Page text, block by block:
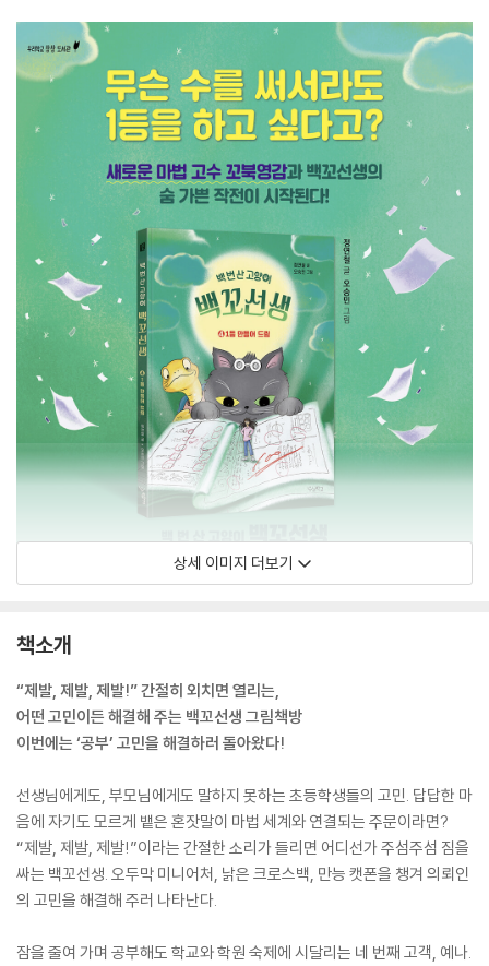
상세 이미지 더보기
책소개
“제발, 제발, 제발!” 간절히 외치면 열리는,
어떤 고민이든 해결해 주는 백꼬선생 그림책방
이번에는 ‘공부’ 고민을 해결하러 돌아왔다!
선생님에게도, 부모님에게도 말하지 못하는 초등학생들의 고민. 답답한 마
음에 자기도 모르게 뱉은 혼잣말이 마법 세계와 연결되는 주문이라면?
“제발, 제발, 제발!”이라는 간절한 소리가 들리면 어디선가 주섬주섬 짐을
싸는 백꼬선생. 오두막 미니어처, 낡은 크로스백, 만능 캣폰을 챙겨 의뢰인
의 고민을 해결해 주러 나타난다.
잠을 줄여 가며 공부해도 학교와 학원 숙제에 시달리는 네 번째 고객, 예나.